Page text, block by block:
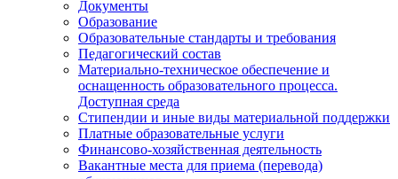
Документы
Образование
Образовательные стандарты и требования
Педагогический состав
Материально-техническое обеспечение и
оснащенность образовательного процесса.
Доступная среда
Стипендии и иные виды материальной поддержки
Платные образовательные услуги
Финансово-хозяйственная деятельность
Вакантные места для приема (перевода)